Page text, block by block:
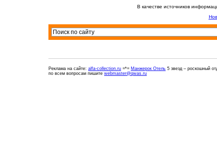
В качестве источников
Реклама на сайте: alfa-collection.ru =*= Манжерок Отель 5 звезд – роскошный
по всем вопросам пишите webmaster@qwas.ru